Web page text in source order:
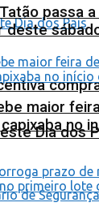
Dia dos
passa
deste
maior
no